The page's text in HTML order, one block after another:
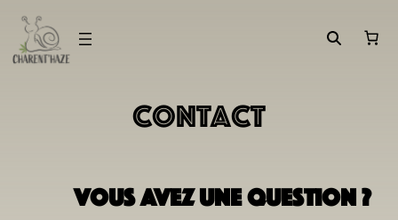
contenu
Contact
Vous avez une question ?